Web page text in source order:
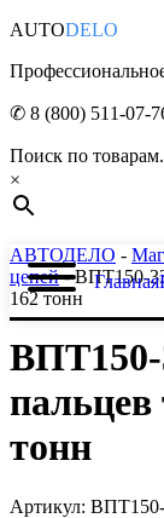
AUTODELO
✆ 8 (800) 511-07-
Поиск по
×
Главная
АВТОДЕЛО -
цепей- ВПТ150-
162 тонн
пальцев
тонн
Артикул: